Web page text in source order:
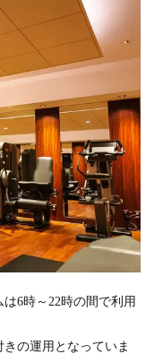
6時～22時の間で利用
の運用となっていま